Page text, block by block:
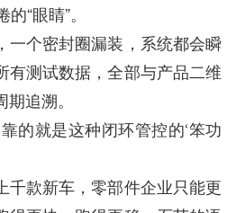
“眼睛”。
一个密封圈漏装，系统都会瞬
有测试数据，全部与产品二维
追溯。
的就是这种闭环管控的‘笨功
千款新车，零部件企业只能更